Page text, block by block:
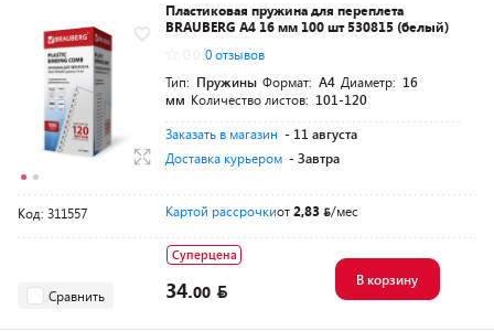
Пластиковая пружина для переплета
BRAUBERG A4 16 мм 100 шт 530815 (белый)
0 отзывов
Тип: Пружины Формат: A4 Диаметр: 16
мм Количество листов: 101-120
Заказать в магазин - 11 августа
Доставка курьером - Завтра
Код: 311557 Картой рассрочкиот2,83 /мес
Сравнить
Суперцена
34.00
В корзину